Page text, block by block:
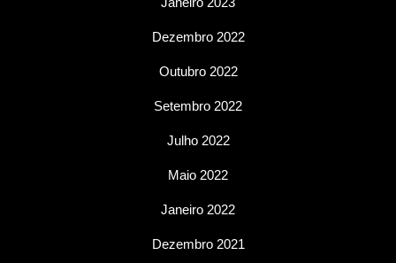
Dezembro 2022
Outubro 2022
Setembro 2022
Julho 2022
Maio 2022
Janeiro 2022
Dezembro 2021